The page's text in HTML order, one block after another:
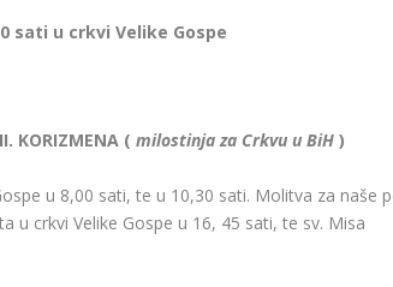
sati u crkvi Velike Gospe
KORIZMENA (milostinja za Crkvu u BiH )
u 8,00 sati, te u 10,30 sati. Molitva za
u crkvi Velike Gospe u 16, 45 sati, te sv. Misa